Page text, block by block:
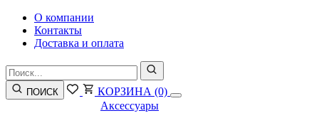
О компании
Контакты
Доставка и оплата
ПОИСК КОРЗИНА (0)
Аксессуары